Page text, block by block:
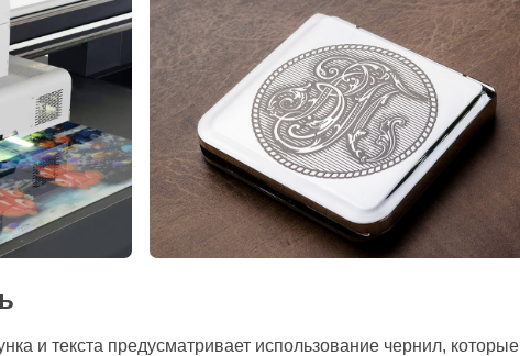
и текста предусматривает использование чернил, которые